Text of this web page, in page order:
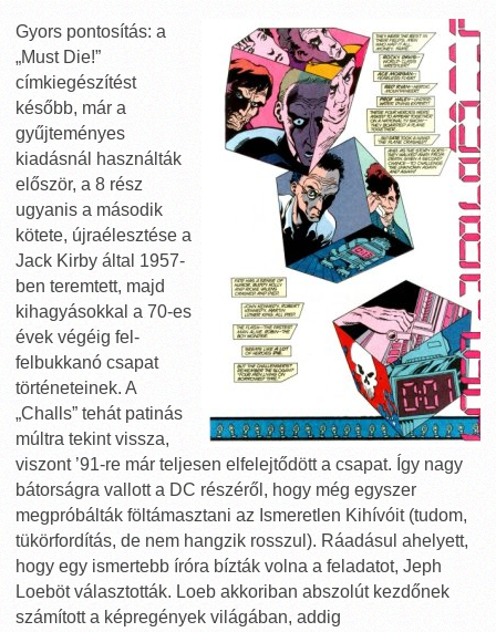
Gyors pontosítás: a
„Must Die!”
címkiegészítést
később, már a
gyűjteményes
kiadásnál használták
először, a 8 rész
ugyanis a második
kötete, újraélesztése a
Jack Kirby által 1957-
ben teremtett, majd
kihagyásokkal a 70-es
évek végéig fel-
felbukkanó csapat
történeteinek. A
„Challs” tehát patinás
múltra tekint vissza,
viszont ’91-re már teljesen elfelejtődött a csapat. Így nagy
bátorságra vallott a DC részéről, hogy még egyszer
megpróbálták föltámasztani az Ismeretlen Kihívóit (tudom,
tükörfordítás, de nem hangzik rosszul). Ráadásul ahelyett,
hogy egy ismertebb íróra bízták volna a feladatot, Jeph
Loeböt választották. Loeb akkoriban abszolút kezdőnek
számított a képregények világában, addig